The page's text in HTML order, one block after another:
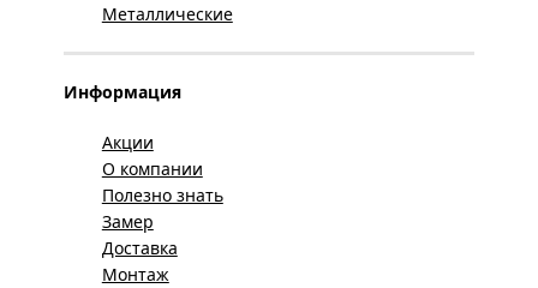
Металлические
Информация
Акции
О компании
Полезно знать
Замер
Доставка
Монтаж